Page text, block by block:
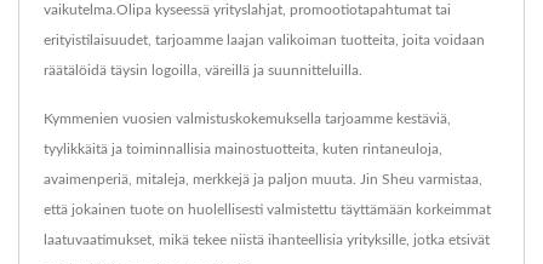
vaikutelma.Olipa kyseessä yrityslahjat, promootiotapahtumat tai
erityistilaisuudet, tarjoamme laajan valikoiman tuotteita, joita voidaan
räätälöidä täysin logoilla, väreillä ja suunnitteluilla.
Kymmenien vuosien valmistuskokemuksella tarjoamme kestäviä,
tyylikkäitä ja toiminnallisia mainostuotteita, kuten rintaneuloja,
avaimenperiä, mitaleja, merkkejä ja paljon muuta. Jin Sheu varmistaa,
että jokainen tuote on huolellisesti valmistettu täyttämään korkeimmat
laatuvaatimukset, mikä tekee niistä ihanteellisia yrityksille, jotka etsivät